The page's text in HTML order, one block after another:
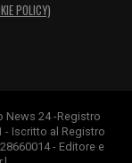
POLICY)
News 24 -Registro
- Iscritto al Registro
- Editore e